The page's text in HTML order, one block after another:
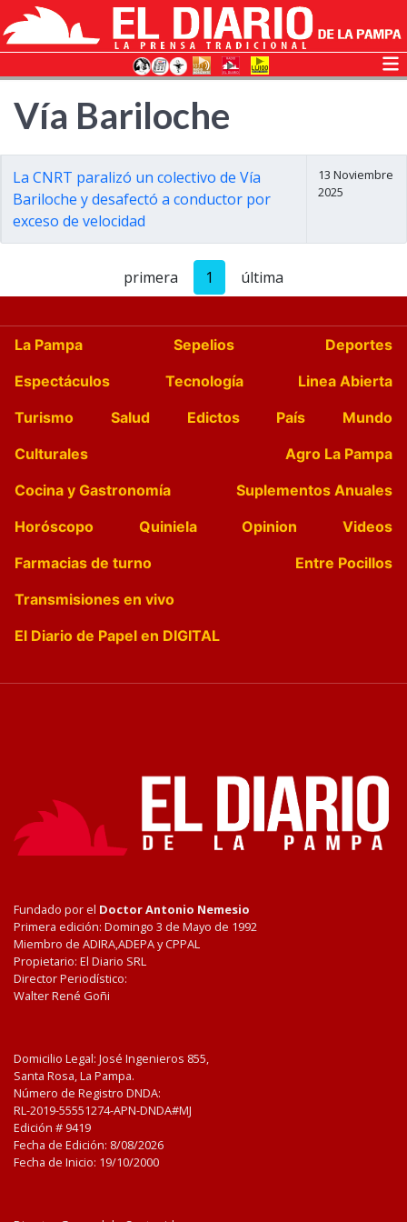
Vía Bariloche
La CNRT paralizó un colectivo de Vía
Bariloche y desafectó a conductor por
exceso de velocidad
13 Noviembre
2025
primera 1 última
La Pampa Sepelios
Deportes
Espectáculos
Tecnología
Linea Abierta
Turismo
Salud Edictos País
Mundo
Culturales
Agro La Pampa
Cocina y Gastronomía
Suplementos Anuales
Horóscopo
Quiniela Opinion
Videos
Farmacias de turno
Entre Pocillos
Transmisiones en vivo
El Diario de Papel en DIGITAL
Fundado por el Doctor Antonio Nemesio
Primera edición: Domingo 3 de Mayo de 1992
Miembro de ADIRA,ADEPA y CPPAL
Propietario: El Diario SRL
Director Periodístico:
Walter René Goñi
Domicilio Legal: José Ingenieros 855,
Santa Rosa, La Pampa.
Número de Registro DNDA:
RL-2019-55551274-APN-DNDA#MJ
Edición # 9419
Fecha de Edición: 8/08/2026
Fecha de Inicio: 19/10/2000